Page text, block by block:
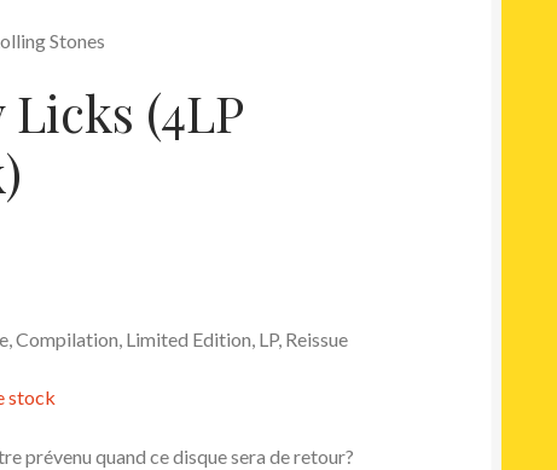
Stones
(4LP
Compilation, Limited Edition, LP, Reissue
stock
prévenu quand ce disque sera de retour?